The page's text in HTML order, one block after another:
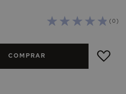
( 0 )
COMPRAR
ADICIONAR
LISTA